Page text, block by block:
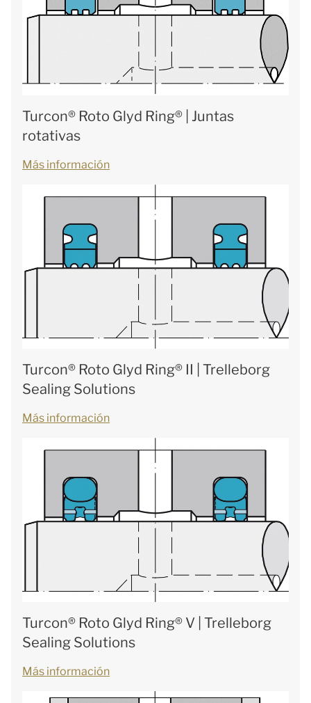
Turcon® Roto Glyd Ring® | Juntas
rotativas
Más información
Turcon® Roto Glyd Ring® II | Trelleborg
Sealing Solutions
Más información
Turcon® Roto Glyd Ring® V | Trelleborg
Sealing Solutions
Más información